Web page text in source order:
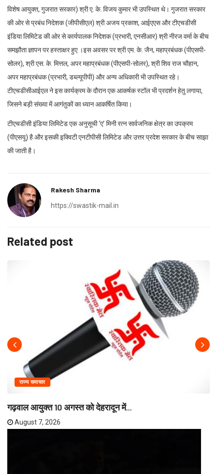
विशेष आयुक्त, गुजरात सरकार) श्री ए. के. विजय कुमार भी उपस्थित थे। गुजरात सरकार
की ओर से प्रबंध निदेशक (जीपीसीएल) श्री अजय प्रकाश, आईएएस और टीएचडीसी
इंडिया लिमिटेड की ओर से कार्यपालक निदेशक (प्रभारी, एनसीआर) श्री नीरज वर्मा के बीच
समझौता ज्ञापन पर हस्ताक्षर हुए ।इस अवसर पर श्री एम. के. जैन, महाप्रबंधक (पीएसपी-
सोलर), श्री एस. के. मित्तल, अपर महाप्रबंधक (पीएसपी-सोलर), श्री शिव राज चौहान,
अपर महाप्रबंधक (प्रभारी, डब्ल्यूपीपी) और अन्य अधिकारी भी उपस्थित रहे।
टीएचडीसीआईएल ने इस कार्यक्रम के दौरान एक आकर्षक स्टॉल भी प्रदर्शन हेतु लगाया,
जिसने बड़ी संख्या में आगंतुकों का ध्यान आकर्षित किया।
टीएचडीसी इंडिया लिमिटेड एक अनुसूची ‘ए’ मिनी रत्न सार्वजनिक क्षेत्र का उपक्रम
(पीएसयू) है और इसकी इक्विटी एनटीपीसी लिमिटेड और उत्तर प्रदेश सरकार के बीच साझा
की जाती है।
Rakesh Sharma
https://swastik-mail.in
Related post
राज्य समाचार
गढ़वाल आयुक्त 10 अगस्त को देहरादून में...
August 7, 2026